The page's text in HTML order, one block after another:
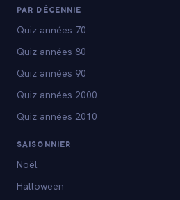
PAR DÉCENNIE
Quiz années 70
Quiz années 80
Quiz années 90
Quiz années 2000
Quiz années 2010
SAISONNIER
Noël
Halloween